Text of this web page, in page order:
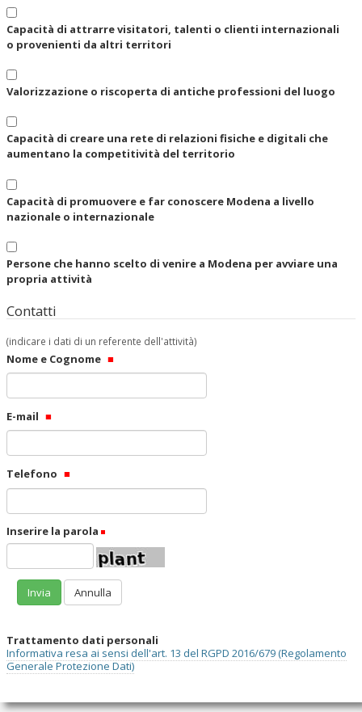
Capacità di attrarre visitatori, talenti o clienti internazionali
o provenienti da altri territori
Valorizzazione o riscoperta di antiche professioni del luogo
Capacità di creare una rete di relazioni fisiche e digitali che
aumentano la competitività del territorio
Capacità di promuovere e far conoscere Modena a livello
nazionale o internazionale
Persone che hanno scelto di venire a Modena per avviare una
propria attività
Contatti
(indicare i dati di un referente dell'attività)
Nome e Cognome
E-mail
Telefono
Inserire la parola
Trattamento dati personali
Informativa resa ai sensi dell'art. 13 del RGPD 2016/679 (Regolamento
Generale Protezione Dati)